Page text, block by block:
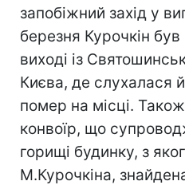
запобіжний захід у
березня Курочкін
виході із
Києва, де слухалася
помер на місці.
конвоїр, що
горищі будинку, з
М.Курочкіна,